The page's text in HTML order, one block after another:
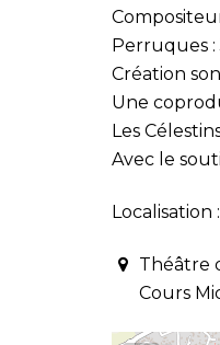
Perruques :
Création
Une
Les
Avec le
Localisation :
Théâtre
Cours